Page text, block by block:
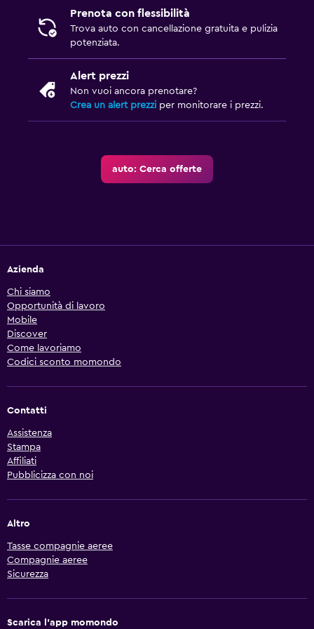
Prenota con flessibilità
Trova auto con cancellazione gratuita e pulizia
potenziata.
Alert prezzi
Non vuoi ancora prenotare?
Crea un alert prezzi per monitorare i prezzi.
auto: Cerca offerte
Azienda
Chi siamo
Opportunità di lavoro
Mobile
Discover
Come lavoriamo
Codici sconto momondo
Contatti
Assistenza
Stampa
Affiliati
Pubblicizza con noi
Altro
Tasse compagnie aeree
Compagnie aeree
Sicurezza
Scarica l'app momondo